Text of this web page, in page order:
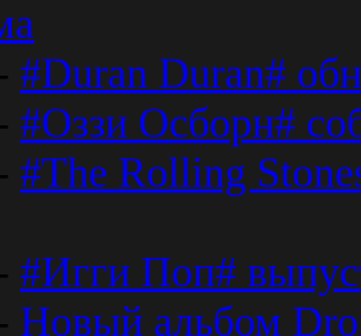
#Duran Duran#
#Оззи Осборн#
#The Rolling
#Игги Поп#
Новый альбом